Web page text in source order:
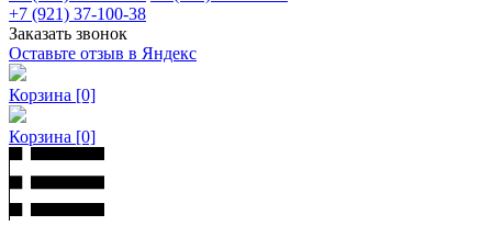
+7 (921) 37-100-38
Заказать звонок
Оставьте отзыв в Яндекс
Корзина [0]
Корзина [0]